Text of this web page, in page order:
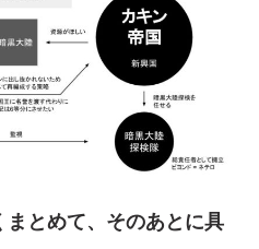
とめて、そのあとに具